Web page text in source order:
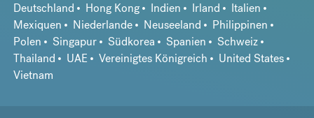
Deutschland
Hong Kong Indien Irland
Italien
Mexiquen
Niederlande Neuseeland
Philippinen
Polen
Singapur Südkorea Spanien
Schweiz
Thailand
UAE Vereinigtes Königreich
United States
Vietnam